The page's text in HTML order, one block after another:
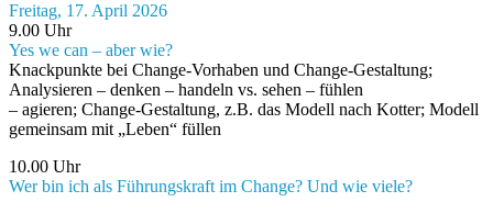
Freitag, 17. April 2026
9.00 Uhr
Yes we can – aber wie?
Knackpunkte bei Change-Vorhaben und Change-Gestaltung;
Analysieren – denken – handeln vs. sehen – fühlen
– agieren; Change-Gestaltung, z.B. das Modell nach Kotter; Modell
gemeinsam mit „Leben“ füllen
10.00 Uhr
Wer bin ich als Führungskraft im Change? Und wie viele?